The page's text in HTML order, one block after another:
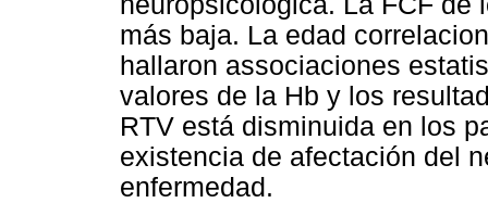
más baja. La edad
hallaron associaciones
valores de la Hb y los
RTV está disminuida en los
existencia de afectación del
enfermedad.